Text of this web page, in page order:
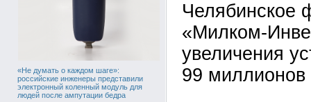
«Не думать о каждом шаге»:
российские инженеры представили
электронный коленный модуль для
людей после ампутации бедра
Челябинское
«Милком-
увеличения
99 миллионов